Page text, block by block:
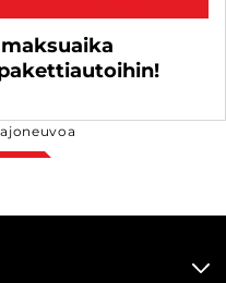
ajoneuvoa